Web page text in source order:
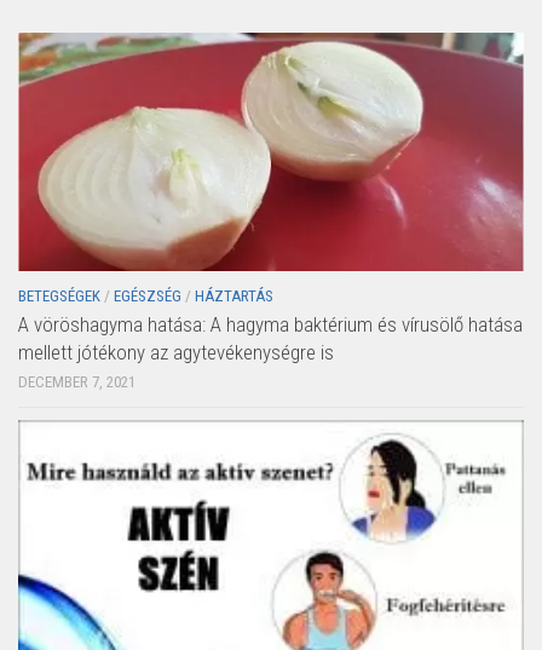
BETEGSÉGEK / EGÉSZSÉG / HÁZTARTÁS
A vöröshagyma hatása: A hagyma baktérium és vírusölő hatása
mellett jótékony az agytevékenységre is
DECEMBER 7, 2021